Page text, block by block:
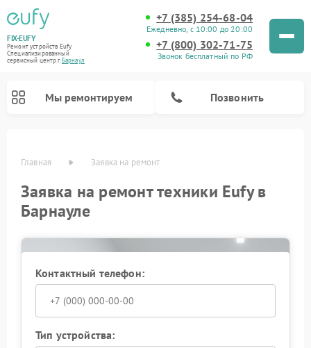
FIX-EUFY
Ремонт устройств Eufy
Специализированный
cервисный центр г.Барнаул
+7 (385) 254-68-04
Ежедневно, с 10:00 до 20:00
+7 (800) 302-71-75
Звонок бесплатный по РФ
Мы ремонтируем Позвонить
Главная Заявка на ремонт
Заявка на ремонт техники Eufy в
Барнауле
Контактный телефон:
Тип устройства: